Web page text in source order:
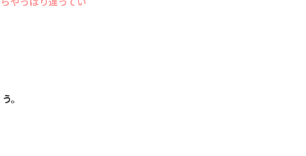
。